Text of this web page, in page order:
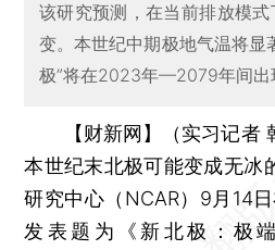
该研究预测，在当前排放模
变。本世纪中期极地气温将显
极”将在2023年—2079年间出
【财新网】（实习记者
本世纪末北极可能变成无冰
研究中心（NCAR）9月14
发表题为《新北极：极